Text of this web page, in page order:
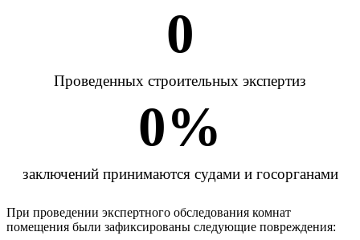
0
Проведенных строительных экспертиз
0%
заключений принимаются судами и госорганами
При проведении экспертного обследования комнат
помещения были зафиксированы следующие повреждения: